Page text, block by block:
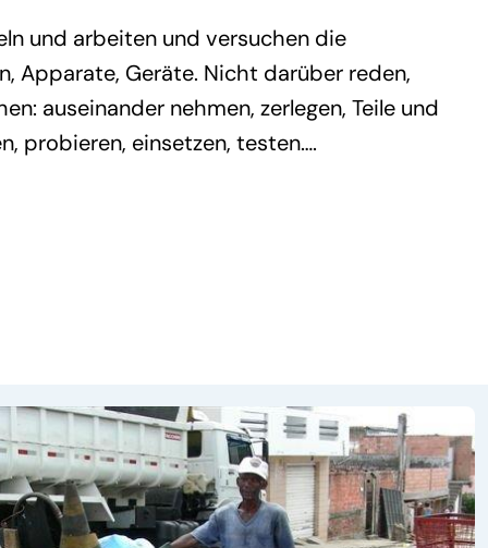
und arbeiten und versuchen die
Apparate, Geräte. Nicht darüber reden,
auseinander nehmen, zerlegen, Teile und
probieren, einsetzen, testen….